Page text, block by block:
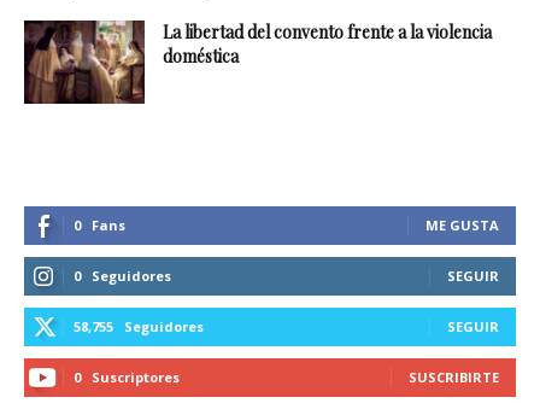
La libertad del convento frente a la violencia
doméstica
0 Fans ME GUSTA
0 Seguidores SEGUIR
58,755 Seguidores SEGUIR
0 Suscriptores SUSCRIBIRTE